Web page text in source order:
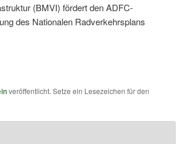
(BMVI) fördert den ADFC-
des Nationalen Radverkehrsplans
veröffentlicht. Setze ein Lesezeichen für den